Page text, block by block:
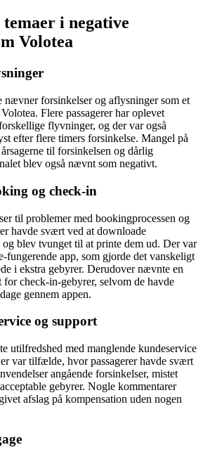
temaer i negative
Volotea
nævner forsinkelser og aflysninger som et
Flere passagerer har oplevet
flyvninger, og der var også
efter flere timers forsinkelse. Mangel på
til forsinkelsen og dårlig
blev også nævnt som negativt.
og check-in
til problemer med bookingprocessen og
havde svært ved at downloade
blev tvunget til at printe dem ud. Der var
fungerende app, som gjorde det vanskeligt
i ekstra gebyrer. Derudover nævnte en
for check-in-gebyrer, selvom de havde
gennem appen.
og support
utilfredshed med manglende kundeservice
var tilfælde, hvor passagerer havde svært
angående forsinkelser, mistet
gebyrer. Nogle kommentarer
afslag på kompensation uden nogen